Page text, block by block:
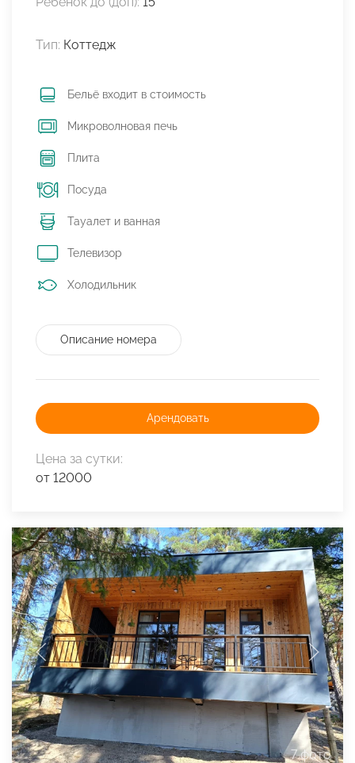
Тип: Коттедж
Бельё входит в стоимость
Микроволновая печь
Плита
Посуда
Тауалет и ванная
Телевизор
Холодильник
Описание номера
Арендовать
Цена за сутки:
от 12000
7 фото